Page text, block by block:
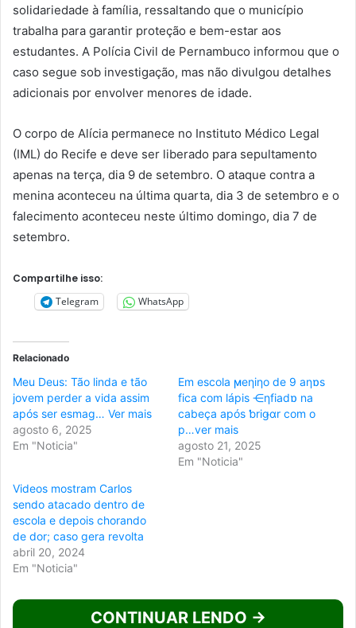
solidariedade à família, ressaltando que o município
trabalha para garantir proteção e bem-estar aos
estudantes. A Polícia Civil de Pernambuco informou que o
caso segue sob investigação, mas não divulgou detalhes
adicionais por envolver menores de idade.
O corpo de Alícia permanece no Instituto Médico Legal
(IML) do Recife e deve ser liberado para sepultamento
apenas na terça, dia 9 de setembro. O ataque contra a
menina aconteceu na última quarta, dia 3 de setembro e o
falecimento aconteceu neste último domingo, dia 7 de
setembro.
Compartilhe isso:
Telegram
WhatsApp
Relacionado
Meu Deus: Tão linda e tão
jovem perder a vida assim
após ser esmag… Ver mais
agosto 6, 2025
Em "Noticia"
Em escola ϻeƞiƞo de 9 aƞɒs
fica com lápis ⋲ƞfiadɒ na
cabeça após ƅriǥɑr com o
p…ver mais
agosto 21, 2025
Em "Noticia"
Videos mostram Carlos
sendo atacado dentro de
escola e depois chorando
de dor; caso gera revolta
abril 20, 2024
Em "Noticia"
CONTINUAR LENDO →